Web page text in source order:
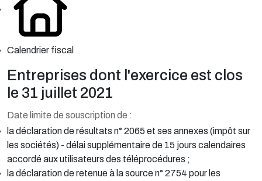
Calendrier fiscal
Entreprises dont l'exercice est clos
le 31 juillet 2021
Date limite de souscription de :
la déclaration de résultats n° 2065 et ses annexes (impôt sur
les sociétés) - délai supplémentaire de 15 jours calendaires
accordé aux utilisateurs des téléprocédures ;
la déclaration de retenue à la source n° 2754 pour les